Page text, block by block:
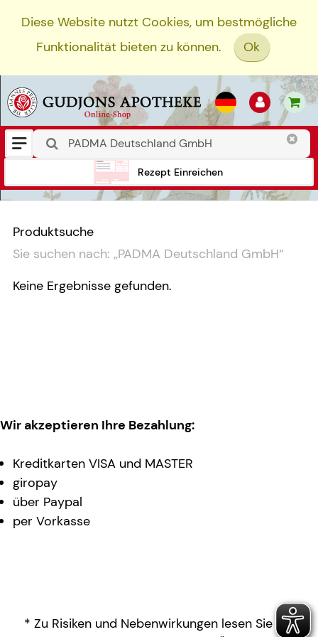
Diese Website nutzt Cookies, um bestmögliche
Funktionalität bieten zu können.
Ok
Rezept Einreichen
Produktsuche
Sie suchen nach: „PADMA Deutschland GmbH“
Keine Ergebnisse gefunden.
Wir akzeptieren Ihre Bezahlung:
Kreditkarten VISA und MASTER
giropay
über Paypal
per Vorkasse
* Zu Risiken und Nebenwirkungen lesen Sie die